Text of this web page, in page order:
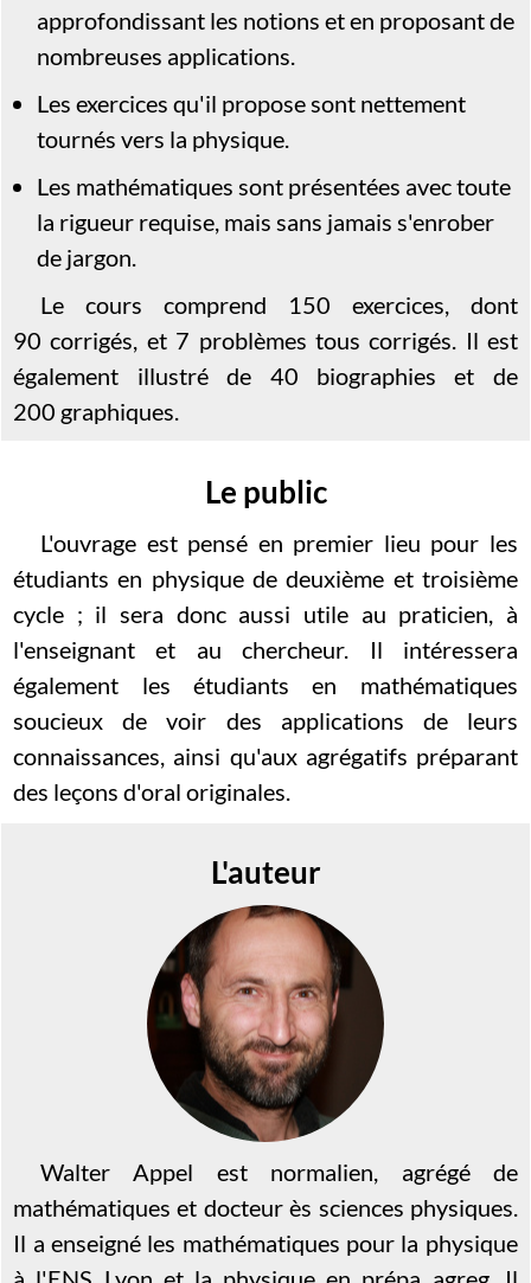
approfondissant les notions et en proposant de
nombreuses applications.
Les exercices qu'il propose sont nettement
tournés vers la physique.
Les mathématiques sont présentées avec toute
la rigueur requise, mais sans jamais s'enrober
de jargon.
Le cours comprend 150 exercices, dont
90 corrigés, et 7 problèmes tous corrigés. Il est
également illustré de 40 biographies et de
200 graphiques.
Le public
L'ouvrage est pensé en premier lieu pour les
étudiants en physique de deuxième et troisième
cycle ; il sera donc aussi utile au praticien, à
l'enseignant et au chercheur. Il intéressera
également les étudiants en mathématiques
soucieux de voir des applications de leurs
connaissances, ainsi qu'aux agrégatifs préparant
des leçons d'oral originales.
L'auteur
Walter Appel est normalien, agrégé de
mathématiques et docteur ès sciences physiques.
Il a enseigné les mathématiques pour la physique